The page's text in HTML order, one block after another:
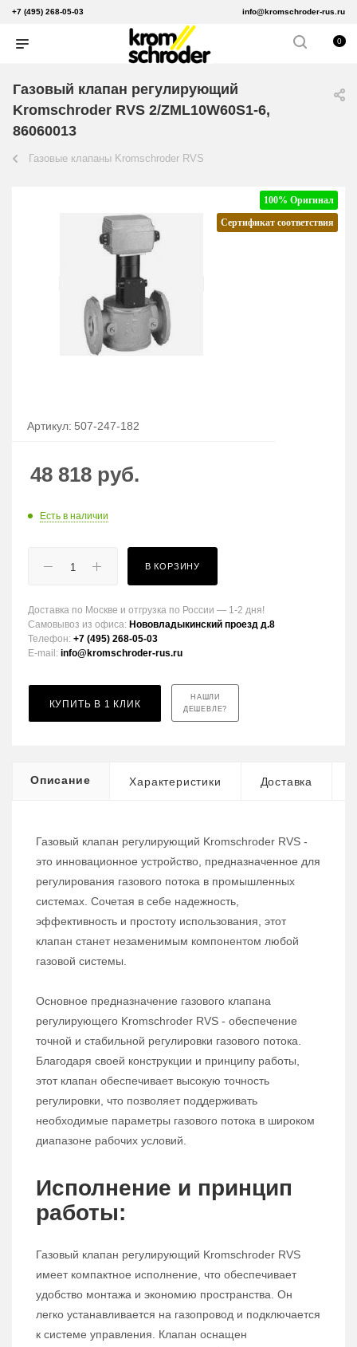
+7 (495) 268-05-03 info@kromschroder-rus.ru
0
Газовый клапан регулирующий
Kromschroder RVS 2/ZML10W60S1-6,
86060013
Газовые клапаны Kromschroder RVS
100% Оригинал
Сертификат соответствия
Артикул: 507-247-182
48 818 руб.
Есть в наличии
В КОРЗИНУ
Доставка по Москве и отгрузка по России — 1-2 дня!
Самовывоз из офиса: Нововладыкинский проезд д.8
Телефон: +7 (495) 268-05-03
E-mail: info@kromschroder-rus.ru
КУПИТЬ В 1 КЛИК
НАШЛИ
ДЕШЕВЛЕ?
Описание Характеристики Доставка
Газовый клапан регулирующий Kromschroder RVS -
это инновационное устройство, предназначенное для
регулирования газового потока в промышленных
системах. Сочетая в себе надежность,
эффективность и простоту использования, этот
клапан станет незаменимым компонентом любой
газовой системы.
Основное предназначение газового клапана
регулирующего Kromschroder RVS - обеспечение
точной и стабильной регулировки газового потока.
Благодаря своей конструкции и принципу работы,
этот клапан обеспечивает высокую точность
регулировки, что позволяет поддерживать
необходимые параметры газового потока в широком
диапазоне рабочих условий.
Исполнение и принцип
работы:
Газовый клапан регулирующий Kromschroder RVS
имеет компактное исполнение, что обеспечивает
удобство монтажа и экономию пространства. Он
легко устанавливается на газопровод и подключается
к системе управления. Клапан оснащен